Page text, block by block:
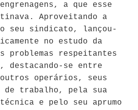
a que esse
Aproveitando a
seu sindicato, lançou-
no estudo da
problemas respeitantes
destacando-se entre
operários, seus
de trabalho, pela sua
e pelo seu aprumo